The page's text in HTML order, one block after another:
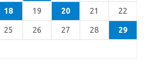
18 19 20 21 22
25 26 27 28 29